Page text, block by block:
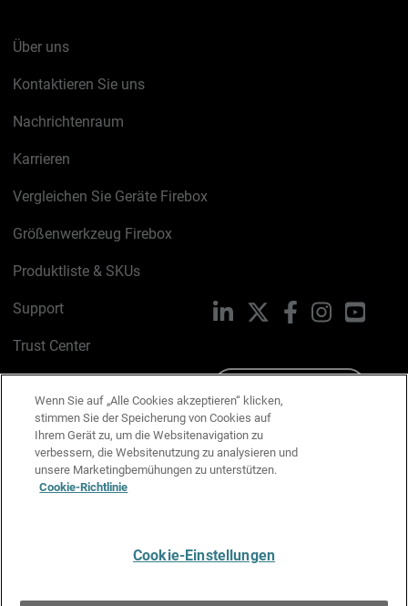
Über uns
Kontaktieren Sie uns
Nachrichtenraum
Karrieren
Vergleichen Sie Geräte Firebox
Größenwerkzeug Firebox
Produktliste & SKUs
Support
Trust Center
Cookie-Richtlinie
Datenschutzrichtlinie
Media & Brand Kit
LinkedIn FacebookInstagram
Wenn Sie auf „Alle Cookies akzeptieren“ klicken,
stimmen Sie der Speicherung von Cookies auf
Ihrem Gerät zu, um die Websitenavigation zu
verbessern, die Websitenutzung zu analysieren und
unsere Marketingbemühungen zu unterstützen.
Cookie-Richtlinie
Cookie-Einstellungen